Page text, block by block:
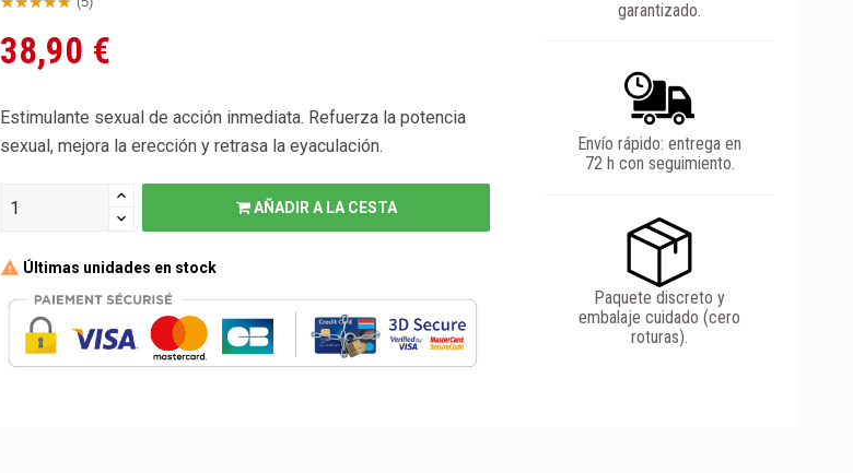
38,90 €
Estimulante sexual de acción inmediata. Refuerza la potencia
sexual, mejora la erección y retrasa la eyaculación.
AÑADIR A LA CESTA
Últimas unidades en stock
garantizado.
Envío rápido: entrega en
72 h con seguimiento.
Paquete discreto y
embalaje cuidado (cero
roturas).